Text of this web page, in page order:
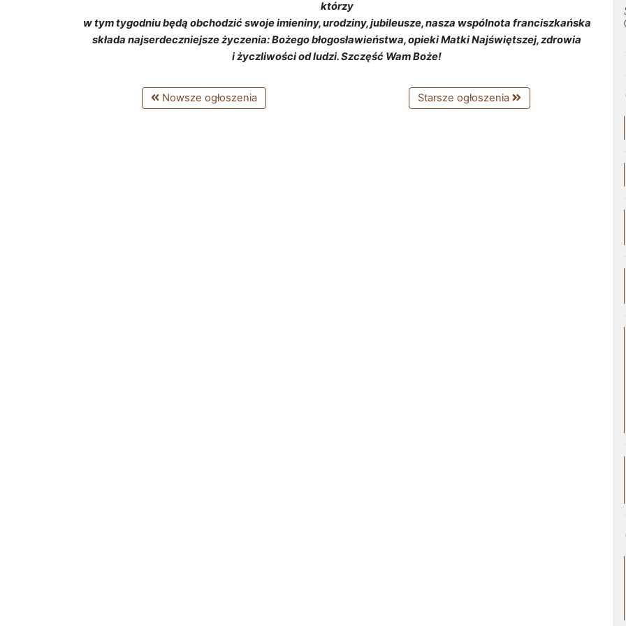
którzy
w tym tygodniu będą obchodzić swoje imieniny, urodziny, jubileusze, nasza wspólnota franciszkańska
składa najserdeczniejsze życzenia: Bożego błogosławieństwa, opieki Matki Najświętszej, zdrowia
i życzliwości od ludzi. Szczęść Wam Boże!
Nowsze ogłoszenia Starsze ogłoszenia